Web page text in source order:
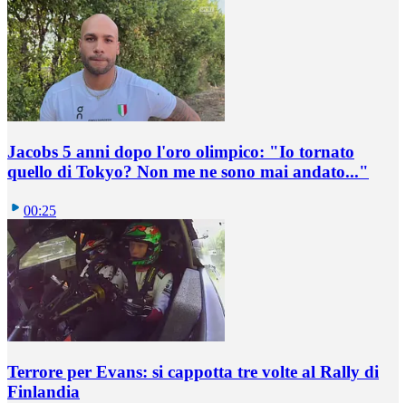
Jacobs 5 anni dopo l'oro olimpico: "Io tornato
quello di Tokyo? Non me ne sono mai andato..."
00:25
Terrore per Evans: si cappotta tre volte al Rally di
Finlandia